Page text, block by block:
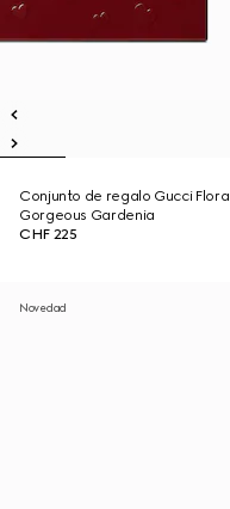
Conjunto de regalo Gucci Flora
Gorgeous Gardenia
CHF 225
Novedad